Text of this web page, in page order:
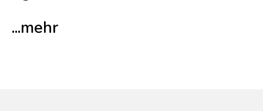
...mehr